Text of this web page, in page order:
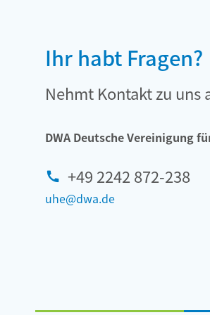
Ihr habt Fragen?
Nehmt Kontakt zu uns
DWA Deutsche Vereinigung
+49 2242 872-238
uhe@dwa.de